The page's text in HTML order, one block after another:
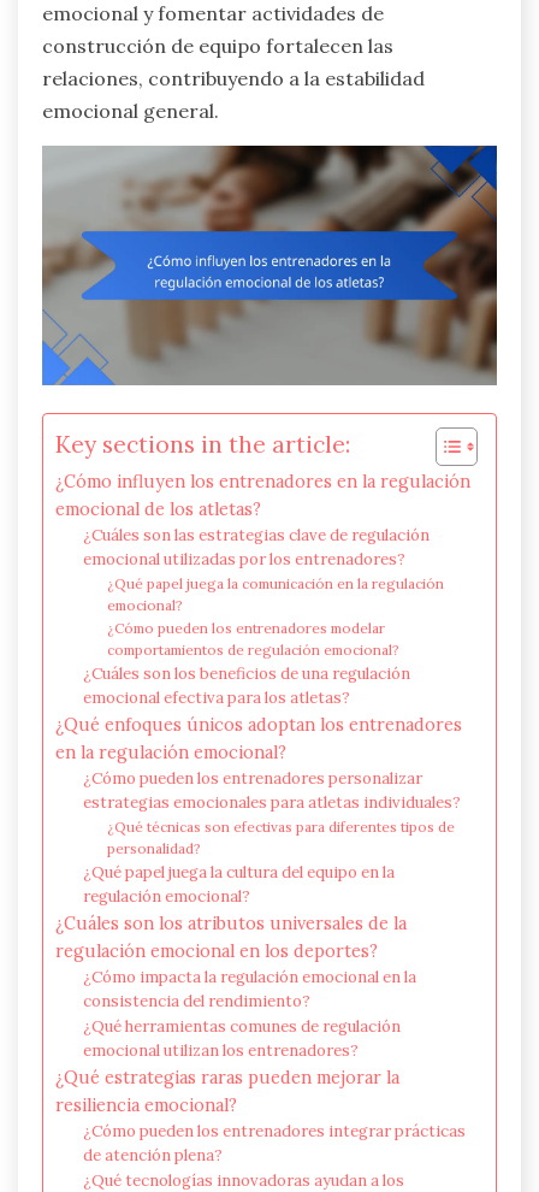
emocional y fomentar actividades de
construcción de equipo fortalecen las
relaciones, contribuyendo a la estabilidad
emocional general.
Key sections in the article:
¿Cómo influyen los entrenadores en la regulación
emocional de los atletas?
¿Cuáles son las estrategias clave de regulación
emocional utilizadas por los entrenadores?
¿Qué papel juega la comunicación en la regulación
emocional?
¿Cómo pueden los entrenadores modelar
comportamientos de regulación emocional?
¿Cuáles son los beneficios de una regulación
emocional efectiva para los atletas?
¿Qué enfoques únicos adoptan los entrenadores
en la regulación emocional?
¿Cómo pueden los entrenadores personalizar
estrategias emocionales para atletas individuales?
¿Qué técnicas son efectivas para diferentes tipos de
personalidad?
¿Qué papel juega la cultura del equipo en la
regulación emocional?
¿Cuáles son los atributos universales de la
regulación emocional en los deportes?
¿Cómo impacta la regulación emocional en la
consistencia del rendimiento?
¿Qué herramientas comunes de regulación
emocional utilizan los entrenadores?
¿Qué estrategias raras pueden mejorar la
resiliencia emocional?
¿Cómo pueden los entrenadores integrar prácticas
de atención plena?
¿Qué tecnologías innovadoras ayudan a los